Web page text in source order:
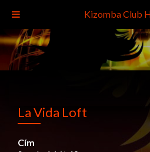
La Vida Loft
Cím
Kizomba Club